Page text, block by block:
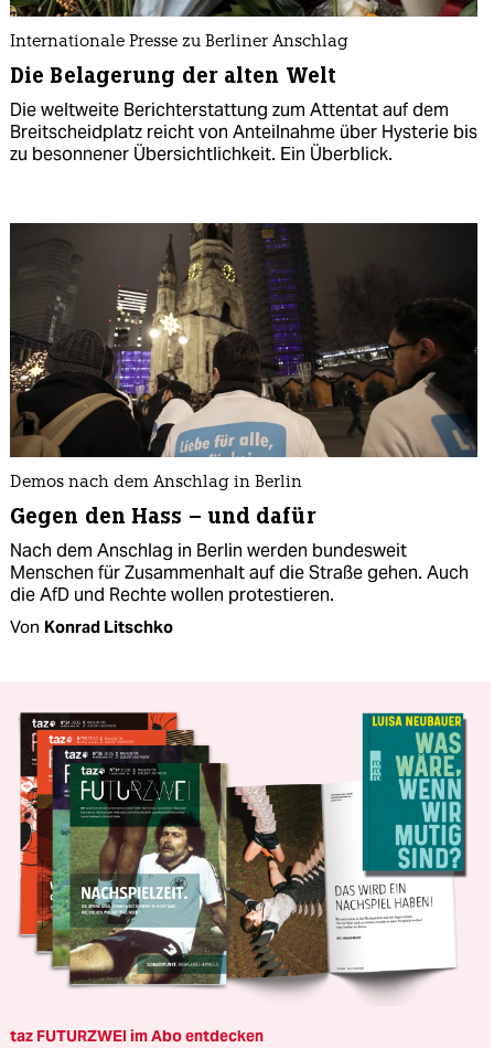
Internationale Presse zu Berliner Anschlag
Die Belagerung der alten Welt
Die weltweite Berichterstattung zum Attentat auf dem
Breitscheidplatz reicht von Anteilnahme über Hysterie bis
zu besonnener Übersichtlichkeit. Ein Überblick.
Demos nach dem Anschlag in Berlin
Gegen den Hass – und dafür
Nach dem Anschlag in Berlin werden bundesweit
Menschen für Zusammenhalt auf die Straße gehen. Auch
die AfD und Rechte wollen protestieren.
Von Konrad Litschko
taz FUTURZWEI im Abo entdecken